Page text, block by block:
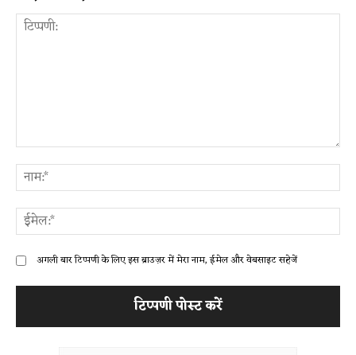
अगली बार टिप्पणी के लिए इस ब्राउज़र में मेरा नाम, ईमेल और वेबसाइट सहेजें